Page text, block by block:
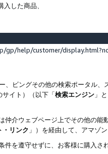
した商品、
gp/help/customer/
、ビングその他の検索ポータル
イト）（以下「検索エンジン 」
仲介ウェブページ上でその他の
・リンク 」）を経由して、アマゾ
件を遵守せずに、お客様に購入さ